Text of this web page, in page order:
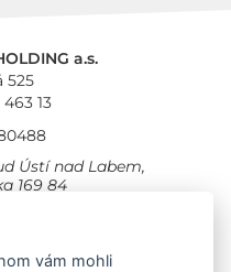
a.s.
525
13
Ústí nad Labem,
169 84
podmínky
Toyotavám mohli